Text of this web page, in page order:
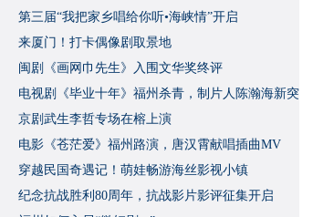
​第三届“我把家乡唱给你听•海峡情”开启
来厦门！打卡偶像剧取景地
闽剧《画网巾先生》入围文华奖终评
​电视剧《毕业十年》福州杀青，制片人陈瀚海新突
破
京剧武生李哲专场在榕上演
​电影《苍茫爱》福州路演，唐汉霄献唱插曲MV
穿越民国奇遇记！萌娃畅游海丝影视小镇
​纪念抗战胜利80周年，抗战影片影评征集开启